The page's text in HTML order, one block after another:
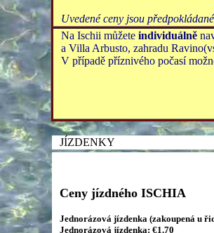
Uvedené ceny jsou
Na Ischii můžete individuálně
a Villa Arbusto, zahradu
V případě příznivého počasí
JÍZDENKY
Ceny jízdného ISCHIA
Jednorázová jízdenka (zakoupená u
Jednorázová jízdenka: €1.70